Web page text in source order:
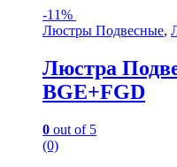
-11%
Люстры Подвесные,
Люстра
BGE+FGD
0 out of 5
(0)